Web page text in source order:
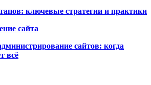
ключевые стратегии и практики
сайта
сайтов: когда
всё